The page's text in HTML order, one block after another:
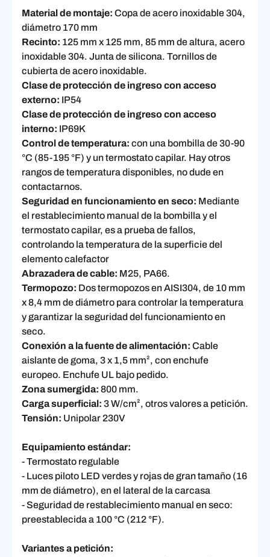
Material de montaje: Copa de acero inoxidable 304,
diámetro 170 mm
Recinto: 125 mm x 125 mm, 85 mm de altura, acero
inoxidable 304. Junta de silicona. Tornillos de
cubierta de acero inoxidable.
Clase de protección de ingreso con acceso
externo: IP54
Clase de protección de ingreso con acceso
interno: IP69K
Control de temperatura: con una bombilla de 30-90
°C (85-195 °F) y un termostato capilar. Hay otros
rangos de temperatura disponibles, no dude en
contactarnos.
Seguridad en funcionamiento en seco: Mediante
el restablecimiento manual de la bombilla y el
termostato capilar, es a prueba de fallos,
controlando la temperatura de la superficie del
elemento calefactor
Abrazadera de cable: M25, PA66.
Termopozo: Dos termopozos en AISI304, de 10 mm
x 8,4 mm de diámetro para controlar la temperatura
y garantizar la seguridad del funcionamiento en
seco.
Conexión a la fuente de alimentación: Cable
aislante de goma, 3 x 1,5 mm², con enchufe
europeo. Enchufe UL bajo pedido.
Zona sumergida: 800 mm.
Carga superficial: 3 W/cm², otros valores a petición.
Tensión: Unipolar 230V
Equipamiento estándar:
- Termostato regulable
- Luces piloto LED verdes y rojas de gran tamaño (16
mm de diámetro), en el lateral de la carcasa
- Seguridad de restablecimiento manual en seco:
preestablecida a 100 °C (212 °F).
Variantes a petición: